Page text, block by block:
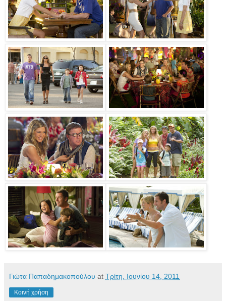
Γιώτα Παπαδημακοπούλου at Τρίτη, Ιουνίου 14, 2011
Κοινή χρήση